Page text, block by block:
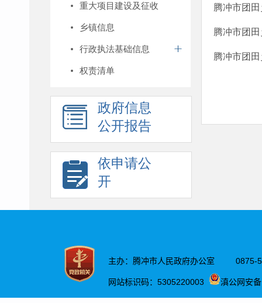
重大项目建设及征收
乡镇信息
行政执法基础信息
权责清单
政府信息
公开报告
依申请公
开
腾冲市团
腾冲市团
腾冲市团